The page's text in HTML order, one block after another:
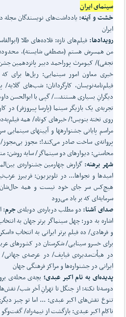
سینمای ایران
خشت و آینه: یادداشت‌های نویسندگان مجله
ایران
رویدادها: فیلم‌های تازه: قلاده‌های طلا
من همسرش هستم (مصطفی شایسته)، محدوده‌ی
نجفی)/ کیومرث پوراحمد دبیر پانزدهمین
خبری معاون امور سینمایی: ریل‌‌ها برای
فیلم‌نامه‌نویسان، کارگردانان؛ شب‌های
دیگرانِ بسیاری هستند.../ گپی با ابوالحسن
تجربه‌ی یک بازیگر سینما (پارسا پیروزفر) در
روی تخته بنویس!/ خبرهای کوتاه/ همه
مراسم پایانی جشنوارهها و آیینهای سینمایی
پروانه‌ی ساخت صادر می‌کند!: مجوز
محاسنی: دیوارهای دو سینماگر/ سایه روشن:
شهر برهنه: گزارش چهارمین جشنواره‌ی
امیدها و نجواها... در تلویزیون: فریبرز
هیچ‌کس سر جای خود نیست و همه حال‌شان
سرمایه‌ای که بر باد می‌رود
صدای آشنا: دو مطلب درباره‌ی دوبله‌یجرم:
اشاره به دور: چهل سینماگر برتر جهان به
و فرهادی/ ده فیلم برتر ایرانی به انتخاب
برای خسرو سینایی/ شکرستان در کشورهای
در هیأت‌مدیره‌ی فیاپف/ در عرصه‌ی جهانی/
ایرانی در جشنواره‌ها و مراکز فرهنگی جهان
پدیده‌ای به نام اکبر عبدی؛ بچه‌ی محله‌ی
دوسه‌تا نکته: از جنگل تا تهرانِ آخر شب/
تنوع نقش‌های اکبر عبدی: ... اما تو چیز
ناکام اکبر عبدی: بازگشت از نیمه‌راه/